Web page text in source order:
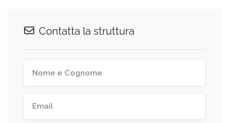
Contatta la struttura